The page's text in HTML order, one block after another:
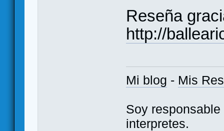
Reseña
http://
Mi blog - Mis
Soy
interpretes.